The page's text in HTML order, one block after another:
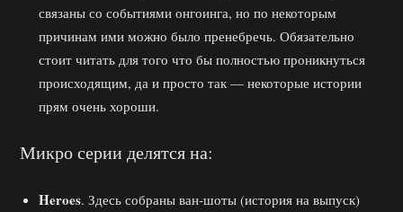
связаны со событиями онгоинга, но по некоторым
причинам ими можно было пренебречь. Обязательно
стоит читать для того что бы полностью проникнуться
происходящим, да и просто так — некоторые истории
прям очень хороши.
Микро серии делятся на:
Heroes. Здесь собраны ван-шоты (история на выпуск)